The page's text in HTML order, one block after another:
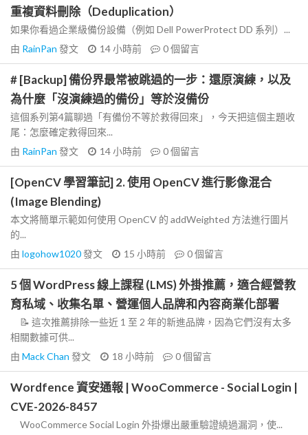
重複資料刪除（Deduplication）
如果你看過企業級備份設備（例如 Dell PowerProtect DD 系列）...
由 RainPan 發文 14 小時前 0個留言
# [Backup] 備份界最常被跳過的一步：還原演練，以及
為什麼「沒演練過的備份」等於沒備份
這個系列第4篇聊過「有備份不等於救得回來」，今天把這個主題收
尾：怎麼確定救得回來...
由 RainPan 發文 14 小時前 0個留言
[OpenCV 學習筆記] 2. 使用 OpenCV 進行影像混合
(Image Blending)
本文將簡單示範如何使用 OpenCV 的 addWeighted 方法進行圖片
的...
由 logohow1020發文 15 小時前 0個留言
5 個 WordPress 線上課程 (LMS) 外掛推薦，適合經營教
育私域、收集名單、營運個人品牌和內容商業化部署
📝 這次推薦排除一些近 1 至 2 年的新進品牌，因為它們沒有太多
相關數據可供...
由 Mack Chan 發文 18 小時前 0個留言
Wordfence 資安通報 | WooCommerce - Social Login |
CVE-2026-8457
WooCommerce Social Login 外掛爆出嚴重驗證繞過漏洞，使...